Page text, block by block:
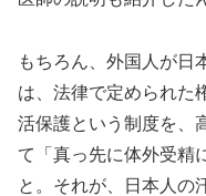
もちろん、外国人が日
は、法律で定められた
活保護という制度を、
て「真っ先に体外受精
と。それが、日本人の